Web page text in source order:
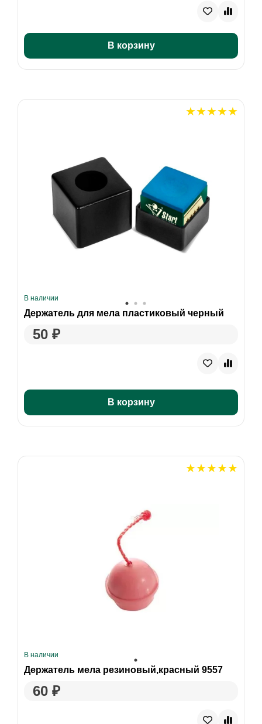
В корзину
В наличии
Держатель для мела пластиковый черный
50 ₽
В корзину
В наличии
Держатель мела резиновый,красный 9557
60 ₽